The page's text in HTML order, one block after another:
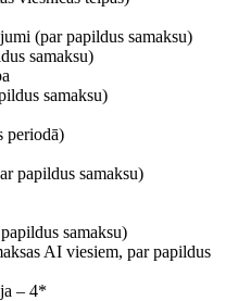
(par papildus samaksu)
samaksu)
samaksu)
periodā)
papildus samaksu)
samaksu)
AI viesiem, par papildus
– 4*